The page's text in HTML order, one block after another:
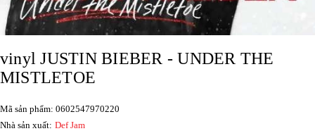
vinyl JUSTIN BIEBER - UNDER THE
MISTLETOE
Mã sản phẩm: 0602547970220
Nhà sản xuất: Def Jam